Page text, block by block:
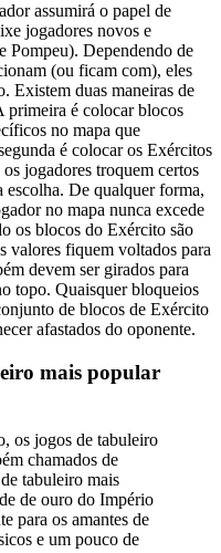
assumirá o papel de
jogadores novos e
Pompeu). Dependendo de
(ou ficam com), eles
Existem duas maneiras de
primeira é colocar blocos
no mapa que
é colocar os Exércitos
jogadores troquem certos
escolha. De qualquer forma,
no mapa nunca excede
os blocos do Exército são
valores fiquem voltados para
devem ser girados para
topo. Quaisquer bloqueios
de blocos de Exército
afastados do oponente.
mais popular
os jogos de tabuleiro
chamados de
tabuleiro mais
de ouro do Império
para os amantes de
e um pouco de